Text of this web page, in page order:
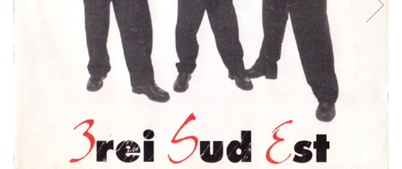
Viniluri Românești
Colecția Electrecord